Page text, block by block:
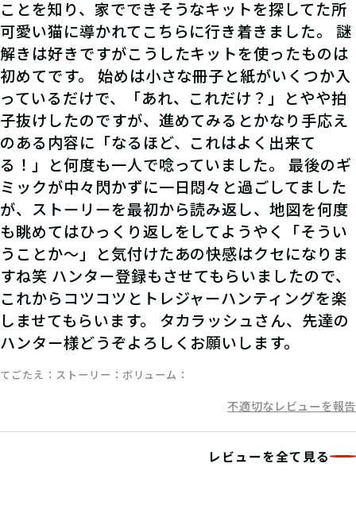
063.謎を解く
ストーリーを読んで謎を解こう！ひと
りでチャレンジするもよし、お友達や
家族と協力するのもよし！
074.答えを入力する
マイページで【クリアキーワード】を
入力して、ポイント手に入れよう！
ことを知り、家でできそうなキットを探してた所
可愛い猫に導かれてこちらに行き着きました。 謎
解きは好きですがこうしたキットを使ったものは
初めてです。 始めは小さな冊子と紙がいくつか入
っているだけで、「あれ、これだけ？」とやや拍
子抜けしたのですが、進めてみるとかなり手応え
のある内容に「なるほど、これはよく出来て
る！」と何度も一人で唸っていました。 最後のギ
ミックが中々閃かずに一日悶々と過ごしてました
が、ストーリーを最初から読み返し、地図を何度
も眺めてはひっくり返しをしてようやく「そうい
うことか〜」と気付けたあの快感はクセになりま
すね笑 ハンター登録もさせてもらいましたので、
これからコツコツとトレジャーハンティングを楽
しませてもらいます。 タカラッシュさん、先達の
ハンター様どうぞよろしくお願いします。
てごたえ ストーリー ボリューム
不適切なレビューを報告
レビューを全て見る